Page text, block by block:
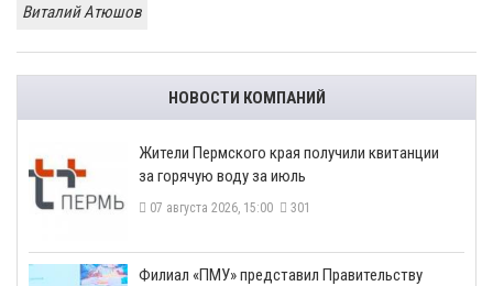
Виталий Атюшов
НОВОСТИ КОМПАНИЙ
​Жители Пермского края получили квитанции
за горячую воду за июль
07 августа 2026, 15:00 301
​Филиал «ПМУ» представил Правительству